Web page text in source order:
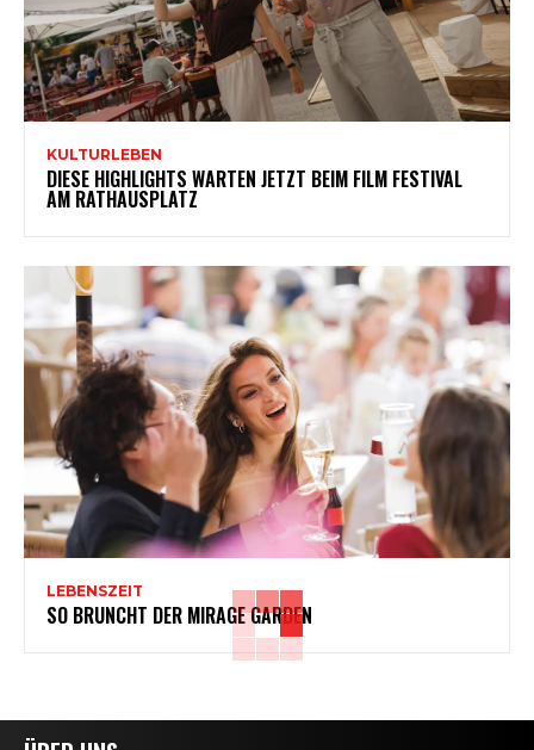
KULTURLEBEN
DIESE HIGHLIGHTS WARTEN JETZT BEIM FILM FESTIVAL
AM RATHAUSPLATZ
LEBENSZEIT
SO BRUNCHT DER MIRAGE GARDEN